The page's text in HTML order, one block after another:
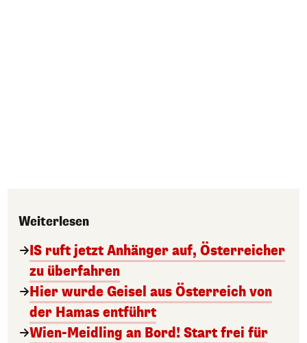
Weiterlesen
IS ruft jetzt Anhänger auf, Österreicher
zu überfahren
Hier wurde Geisel aus Österreich von
der Hamas entführt
Wien-Meidling an Bord! Start frei für